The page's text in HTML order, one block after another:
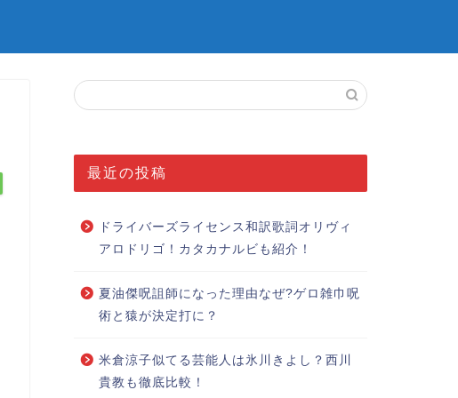
最近の投稿
ドライバーズライセンス和訳歌詞オリヴィ
アロドリゴ！カタカナルビも紹介！
夏油傑呪詛師になった理由なぜ?ゲロ雑巾呪
術と猿が決定打に？
米倉涼子似てる芸能人は氷川きよし？西川
貴教も徹底比較！